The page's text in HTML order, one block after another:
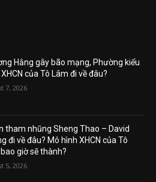
Hằng gây bão mạng, Phường kiểu
của Tô Lâm đi về đâu?
7, 2026
tham nhũng Sheng Thao – David
đi về đâu? Mô hình XHCN của Tô
giờ sẽ thành?
5, 2026